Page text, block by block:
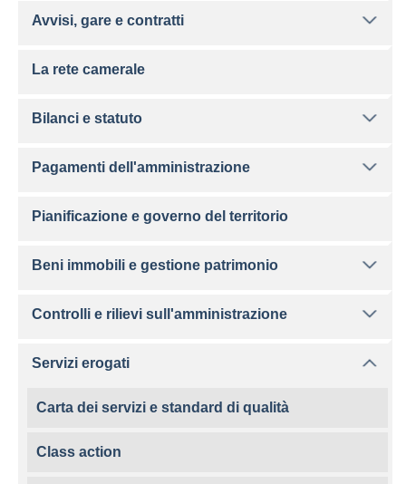
Avvisi, gare e contratti
La rete camerale
Bilanci e statuto
Pagamenti dell'amministrazione
Pianificazione e governo del territorio
Beni immobili e gestione patrimonio
Controlli e rilievi sull'amministrazione
Servizi erogati
Carta dei servizi e standard di qualità
Class action